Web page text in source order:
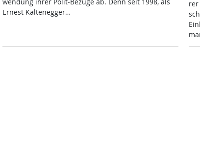
wen­dung ih­rer Po­lit-Be­zü­ge ab. Denn seit 1998, als
Er­nest Kal­te­neg­ger…